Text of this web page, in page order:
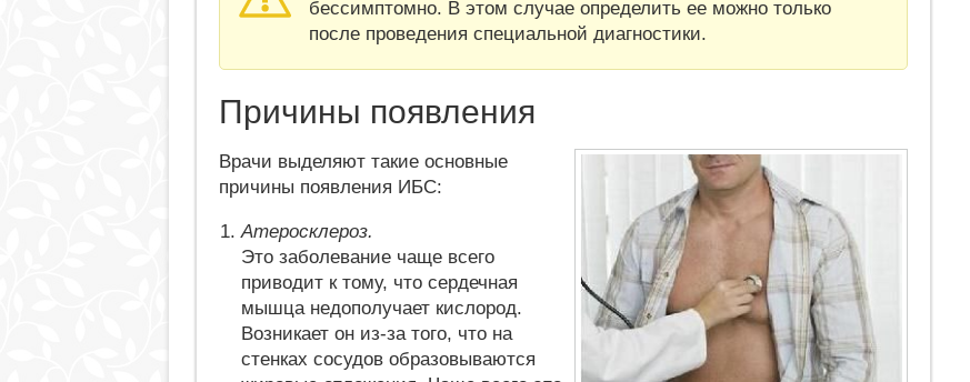
бессимптомно. В этом случае определить ее можно только
после проведения специальной диагностики.
Причины появления
Врачи выделяют такие основные
причины появления ИБС:
Атеросклероз.
Это заболевание чаще всего
приводит к тому, что сердечная
мышца недополучает кислород.
Возникает он из-за того, что на
стенках сосудов образовываются